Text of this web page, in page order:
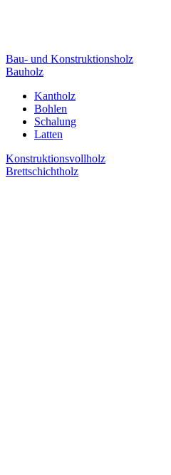
Bau- und Konstruktionsholz
Bauholz
Kantholz
Bohlen
Schalung
Latten
Konstruktionsvollholz
Brettschichtholz